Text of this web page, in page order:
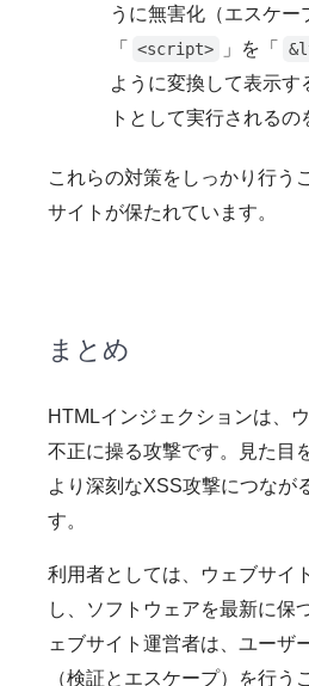
うに無害化（エスケー
「
<script> 」を「
ように変換して表示す
トとして実行されるの
これらの対策をしっかり行う
サイトが保たれています。
まとめ
HTMLインジェクションは、
不正に操る攻撃です。見た目
より深刻なXSS攻撃につなが
す。
利用者としては、ウェブサイ
し、ソフトウェアを最新に保
ェブサイト運営者は、ユーザ
（検証とエスケープ）を行う